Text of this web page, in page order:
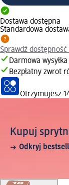
Dostawa dostępna
Standardowa
Sprawdź
Darmowa wysyłka
Bezpłatny zwrot
Otrzymujesz
Kupuj
Odkryj